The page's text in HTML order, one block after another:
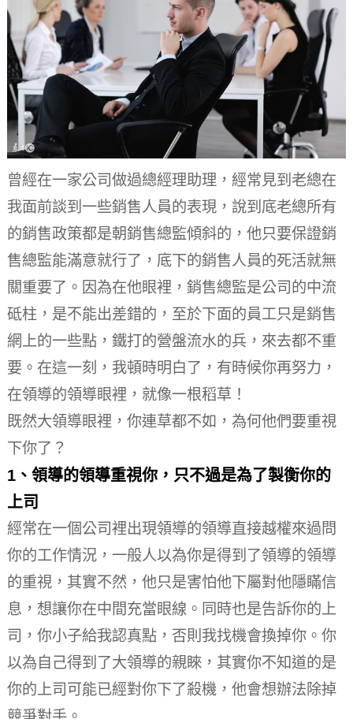
曾經在一家公司做過總經理助理，經常見到老總在
我面前談到一些銷售人員的表現，說到底老總所有
的銷售政策都是朝銷售總監傾斜的，他只要保證銷
售總監能滿意就行了，底下的銷售人員的死活就無
關重要了。 因為在他眼裡，銷售總監是公司的中流
砥柱，是不能出差錯的，至於下面的員工只是銷售
網上的一些點，鐵打的營盤流水的兵，來去都不重
要。 在這一刻，我頓時明白了，有時候你再努力，
在領導的領導眼裡，就像一根稻草！
既然大領導眼裡，你連草都不如，為何他們要重視
下你了？
1、領導的領導重視你，只不過是為了製衡你的
上司
經常在一個公司裡出現領導的領導直接越權來過問
你的工作情況，一般人以為你是得到了領導的領導
的重視，其實不然，他只是害怕他下屬對他隱瞞信
息，想讓你在中間充當眼線。 同時也是告訴你的上
司，你小子給我認真點，否則我找機會換掉你。 你
以為自己得到了大領導的親睞，其實你不知道的是
你的上司可能已經對你下了殺機，他會想辦法除掉